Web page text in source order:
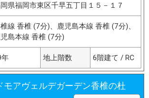
県福岡市東区千早五丁目１５－１７
線 香椎 (7分)、鹿児島本線 香椎 (7分)、
島本線 香椎 (7分)
地上階数 6階建て / RC
モアヴェルデガーデン香椎の杜